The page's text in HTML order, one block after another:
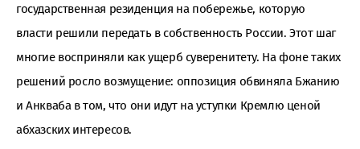
государственная резиденция на побережье, которую
власти решили передать в собственность России. Этот шаг
многие восприняли как ущерб суверенитету. На фоне таких
решений росло возмущение: оппозиция обвиняла Бжанию
и Анкваба в том, что они идут на уступки Кремлю ценой
абхазских интересов.